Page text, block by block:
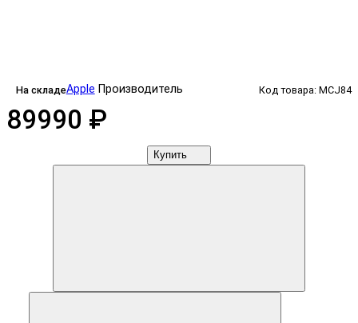
На складе Код товара: MCJ84
Apple Производитель
89990 ₽
Купить